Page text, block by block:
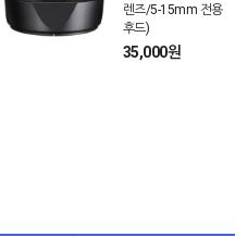
렌즈/5-15mm 전용
후드)
35,000원